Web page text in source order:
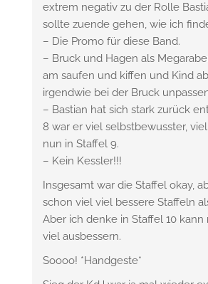
extrem negativ zu der Rolle
sollte zuende gehen, wie ich
– Die Promo für diese Band.
– Bruck und Hagen als
am saufen und kiffen und Kind
irgendwie bei der Bruck
– Bastian hat sich stark zurück
8 war er viel selbstbewusster,
nun in Staffel 9.
– Kein Kessler!!!
Insgesamt war die Staffel okay,
schon viel viel bessere Staffeln
Aber ich denke in Staffel 10
viel ausbessern.
Soooo! *Handgeste*